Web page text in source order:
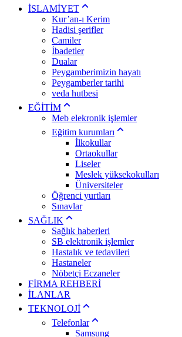
İSLAMİYET
Kur’an-ı Kerim
Hadisi şerifler
Camiler
İbadetler
Dualar
Peygamberimizin hayatı
Peygamberler tarihi
veda hutbesi
EĞİTİM
Meb elekronik işlemler
Eğitim kurumları
İlkokullar
Ortaokullar
Liseler
Meslek yüksekokulları
Üniversiteler
Öğrenci yurtları
Sınavlar
SAĞLIK
Sağlık haberleri
SB elektronik işlemler
Hastalık ve tedavileri
Hastaneler
Nöbetçi Eczaneler
FİRMA REHBERİ
İLANLAR
TEKNOLOJİ
Telefonlar
Samsung